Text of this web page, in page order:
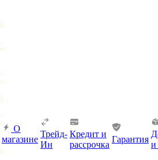
О
магазине
Трейд-
Ин
Кредит и
рассрочка
Гарантия
и